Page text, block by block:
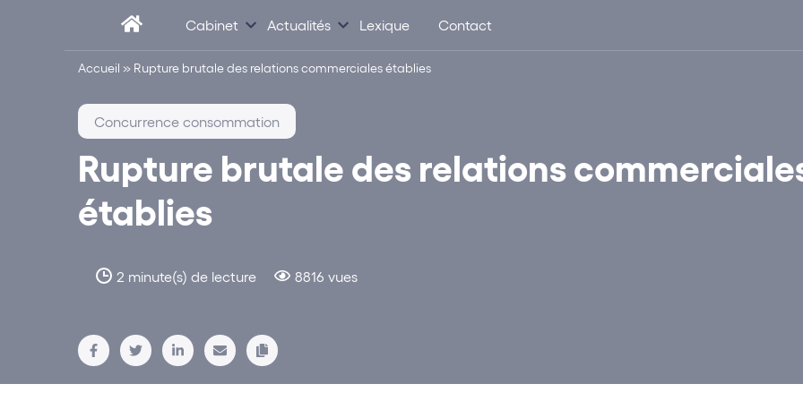
Cabinet Actualités Lexique Contact
Accueil » Rupture brutale des relations commerciales établies
Rupture brutale des relations
établies
2 minute(s) de lecture 8816 vues
Concurrence consommation